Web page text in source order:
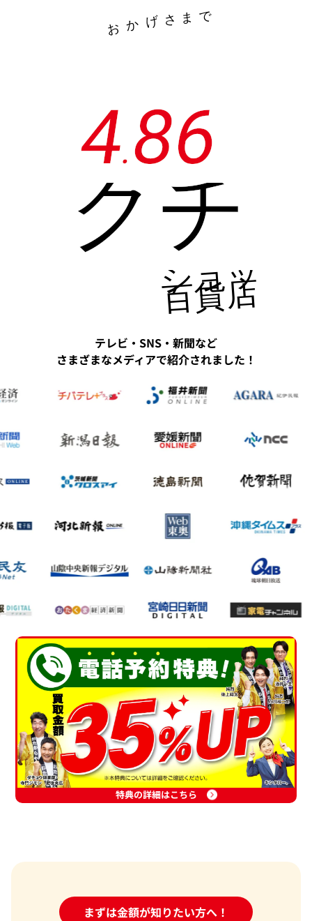
お か げ さ ま で
4.86
クチ
ショッピ
百貨店に
テレビ・SNS・新聞など
さまざまなメディアで紹介されました！
特典の詳細はこちら
まずは金額が知りたい方へ！
24時間受付中!問い合わせフォーム